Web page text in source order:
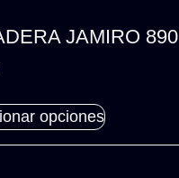
JAMIRO 890
opciones